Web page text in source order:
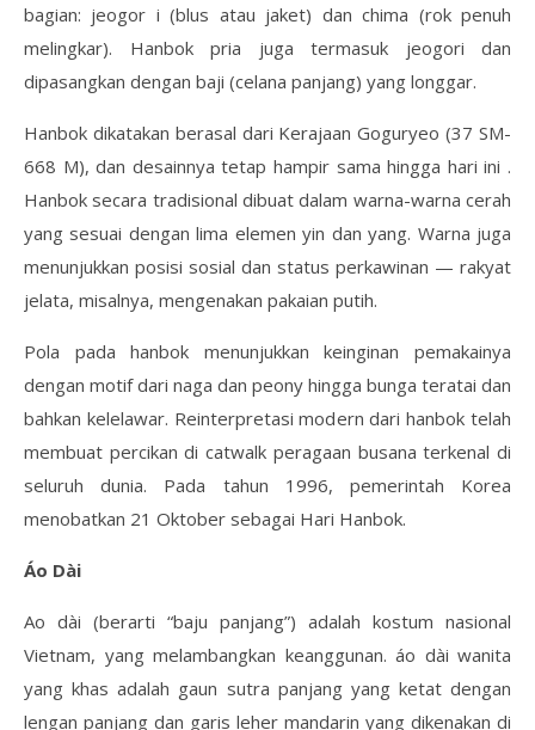
bagian: jeogor i (blus atau jaket) dan chima (rok penuh
melingkar). Hanbok pria juga termasuk jeogori dan
dipasangkan dengan baji (celana panjang) yang longgar.
Hanbok dikatakan berasal dari Kerajaan Goguryeo (37 SM-
668 M), dan desainnya tetap hampir sama hingga hari ini .
Hanbok secara tradisional dibuat dalam warna-warna cerah
yang sesuai dengan lima elemen yin dan yang. Warna juga
menunjukkan posisi sosial dan status perkawinan — rakyat
jelata, misalnya, mengenakan pakaian putih.
Pola pada hanbok menunjukkan keinginan pemakainya
dengan motif dari naga dan peony hingga bunga teratai dan
bahkan kelelawar. Reinterpretasi modern dari hanbok telah
membuat percikan di catwalk peragaan busana terkenal di
seluruh dunia. Pada tahun 1996, pemerintah Korea
menobatkan 21 Oktober sebagai Hari Hanbok.
Áo Dài
Ao dài (berarti “baju panjang”) adalah kostum nasional
Vietnam, yang melambangkan keanggunan. áo dài wanita
yang khas adalah gaun sutra panjang yang ketat dengan
lengan panjang dan garis leher mandarin yang dikenakan di